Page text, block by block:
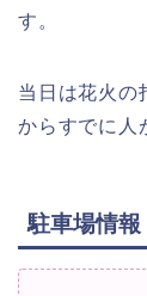
す。
当日は花火の
からすでに人
駐車場情報